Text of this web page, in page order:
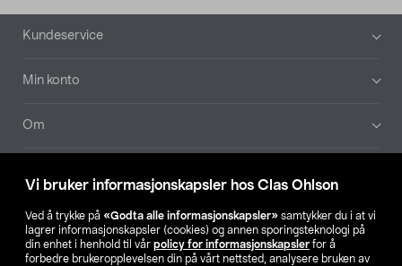
Vi bruker informasjonskapsler hos Clas Ohlson
Ved å trykke på «Godta alle informasjonskapsler» samtykker du i at vi
lagrer informasjonskapsler (cookies) og annen sporingsteknologi på
din enhet i henhold til vår policy for informasjonskapsler for å
forbedre brukeropplevelsen din på vårt nettsted, analysere bruken av
Bunntekst
Kundeservice
Min konto
Om
Våre selskaper
Finn din butikk